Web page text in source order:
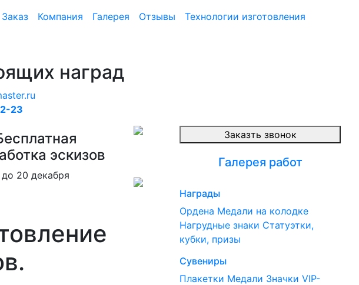
наград
23
Заказ Компания Галерея Отзывы
Технологии изготовления
эскизов
до 20 декабря
Заказть звонок
Галерея работ
Награды
Ордена Медали на колодке
Нагрудные знаки Статуэтки,
кубки, призы
Сувениры
Плакетки Медали Значки VIP-